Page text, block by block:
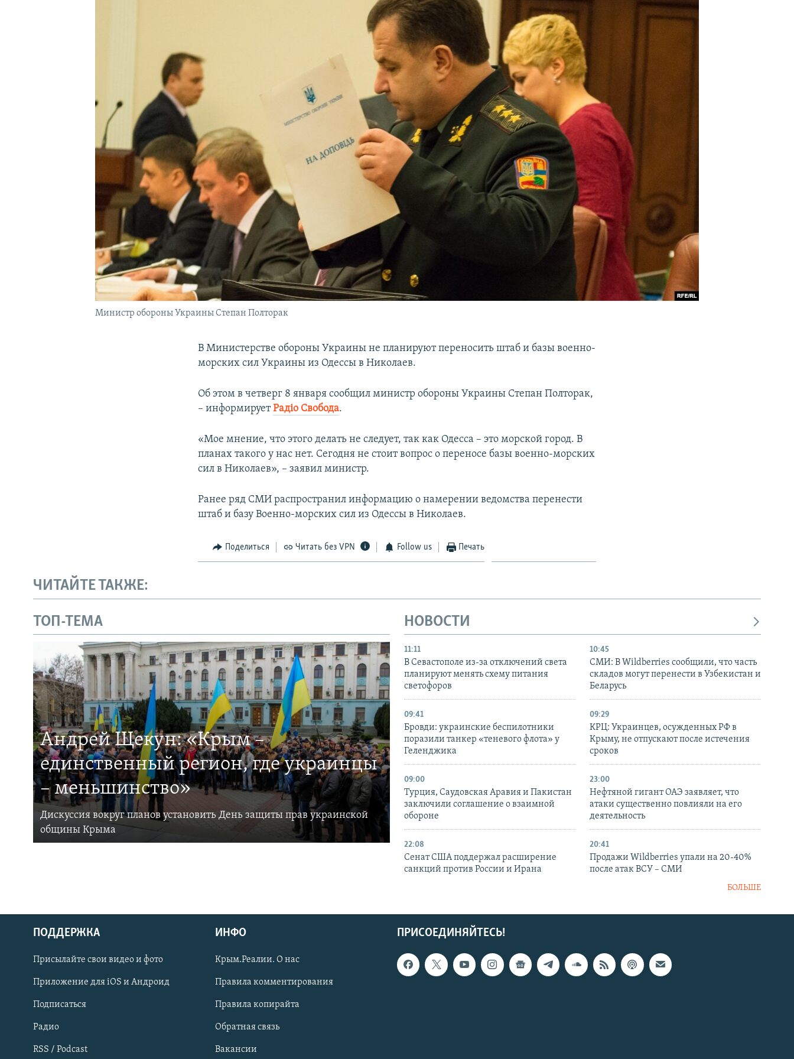
Українською
Qırımtatar
ПРИСОЕДИНЯЙТЕСЬ!
Министр обороны Украины Степан Полторак
В Министерстве обороны Украины не планируют переносить штаб и базы военно-
морских сил Украины из Одессы в Николаев.
Об этом в четверг 8 января сообщил министр обороны Украины Степан Полторак,
– информируетРадіо Свобода.
«Мое мнение, что этого делать не следует, так как Одесса – это морской город. В
планах такого у нас нет. Сегодня не стоит вопрос о переносе базы военно-морских
сил в Николаев», – заявил министр.
Ранее ряд СМИ распространил информацию о намерении ведомства перенести
штаб и базу Военно-морских сил из Одессы в Николаев.
Поделиться Читать без VPN Follow us Печать
ЧИТАЙТЕ ТАКЖЕ:
ТОП-ТЕМА
Андрей Щекун: «Крым –
единственный регион, где украинцы
– меньшинство»
Дискуссия вокруг планов установить День защиты прав украинской
общины Крыма
НОВОСТИ
11:11
В Севастополе из-за отключений света
планируют менять схему питания
светофоров
10:45
СМИ: В Wildberries сообщили, что часть
складов могут перенести в Узбекистан и
Беларусь
09:41
Бровди: украинские беспилотники
поразили танкер «теневого флота» у
Геленджика
09:29
КРЦ: Украинцев, осужденных РФ в
Крыму, не отпускают после истечения
сроков
09:00
Турция, Саудовская Аравия и Пакистан
заключили соглашение о взаимной
обороне
23:00
Нефтяной гигант ОАЭ заявляет, что
атаки существенно повлияли на его
деятельность
22:08
Сенат США поддержал расширение
санкций против России и Ирана
20:41
Продажи Wildberries упали на 20-40%
после атак ВСУ – СМИ
БОЛЬШЕ
ПРИСОЕДИНЯЙТЕСЬ!
ПОДДЕРЖКА
Присылайте свои видео и фото
Приложение для iOS и Андроид
Подписаться
Радио
RSS / Podcast
ИНФО
Крым.Реалии. О нас
Правила комментирования
Правила копирайта
Обратная связь
Вакансии